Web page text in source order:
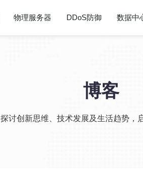
物理服务器 DDoS防御 数据中
博客
探讨创新思维、技术发展及生活趋势，